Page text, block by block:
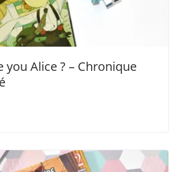
you Alice ? – Chronique